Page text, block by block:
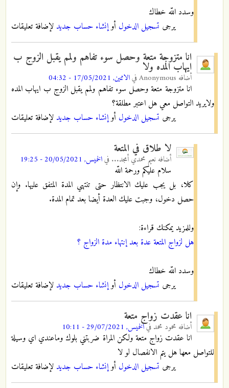
وسدد اللّه خطاك
يرجى تسجيل الدخول أوإنشاء حساب جديد لإضافة تعليقات
انا متزوجة متعة وحصل سوء تفاهم ولمم يقبل الزوج ب
ايهاب المده ولا
أضافه Anonymousفيالاثنين, 17/05/2021 - 04:32
انا متزوجة متعة وحصل سوء تفاهم ولمم يقبل الزوج ب ايهاب المده
ولايريد التواصل معي هل اعتبر مطلقة؟
يرجى تسجيل الدخول أوإنشاء حساب جديد لإضافة تعليقات
لا طلاق في المتعة
أضافه نعيم محمدي أمجد... فيالخميس, 20/05/2021 - 19:25
سلام عليكم ورحمة اللّه
كلا، بل يجب عليك الانتظار حتى تنتهي المدة المتفق عليها. وإن
حصل دخول، وجبت عليك العدة أيضا بعد تمام المدة.
وللمزيد يمكنك قراءة:
هل لزواج المتعة عدة بعد إنتهاء مدة الزواج ؟
وسدد اللّه خطاك
يرجى تسجيل الدخول أوإنشاء حساب جديد لإضافة تعليقات
انا عقدت زواج متعة
أضافه محمود محمد فيالخميس, 29/07/2021 - 10:11
انا عقدت زواج متعة ولكن المراة ضربتني بلوك وماعندي اي وسيلة
للتواصل معها هل يتم الانفصال لو لا
يرجى تسجيل الدخول أوإنشاء حساب جديد لإضافة تعليقات